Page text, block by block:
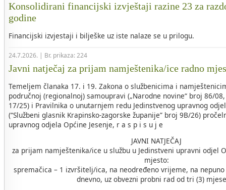
Konsolidirani financijski izvještaji razine 23 za
godine
Financijski izvjestaji i bilješke uz iste nalaze se u prilogu.
24.7.2026. | Br. prikaza: 224
Javni natječaj za prijam namještenika/ice radno
Temeljem članaka 17. i 19. Zakona o službenicima i
područnoj (regionalnoj) samoupravi („Narodne novine“ broj 86/
17/25) i Pravilnika o unutarnjem redu Jedinstvenog upravnog
(“Službeni glasnik Krapinsko-zagorske županije” broj 9B/26)
upravnog odjela Općine Jesenje, r a s p i s u j e
JAVNI NATJEČAJ
za prijam namještenika/ice u službu u Jedinstveni upravni odjel
mjesto:
spremačica – 1 izvršitelj/ica, na neodređeno vrijeme, na
dnevno, uz obvezni probni rad od tri (3)